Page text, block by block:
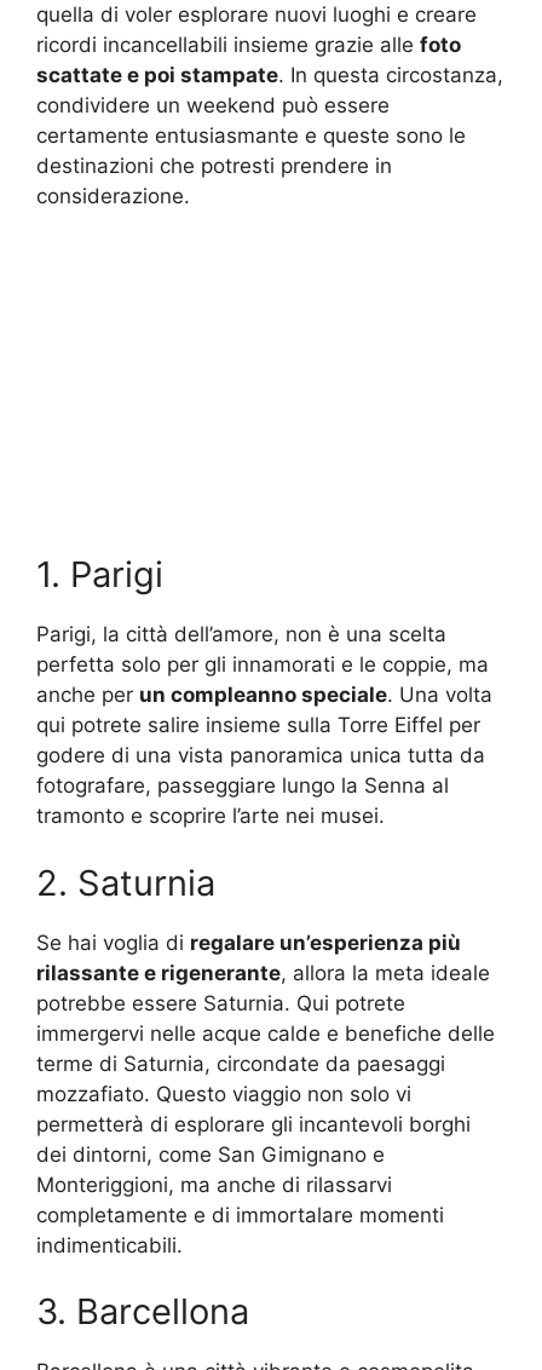
quella di voler esplorare nuovi luoghi e creare
ricordi incancellabili insieme grazie alle foto
scattate e poi stampate. In questa circostanza,
condividere un weekend può essere
certamente entusiasmante e queste sono le
destinazioni che potresti prendere in
considerazione.
1. Parigi
Parigi, la città dell’amore, non è una scelta
perfetta solo per gli innamorati e le coppie, ma
anche per un compleanno speciale. Una volta
qui potrete salire insieme sulla Torre Eiffel per
godere di una vista panoramica unica tutta da
fotografare, passeggiare lungo la Senna al
tramonto e scoprire l’arte nei musei.
2. Saturnia
Se hai voglia di regalare un’esperienza più
rilassante e rigenerante, allora la meta ideale
potrebbe essere Saturnia. Qui potrete
immergervi nelle acque calde e benefiche delle
terme di Saturnia, circondate da paesaggi
mozzafiato. Questo viaggio non solo vi
permetterà di esplorare gli incantevoli borghi
dei dintorni, come San Gimignano e
Monteriggioni, ma anche di rilassarvi
completamente e di immortalare momenti
indimenticabili.
3. Barcellona